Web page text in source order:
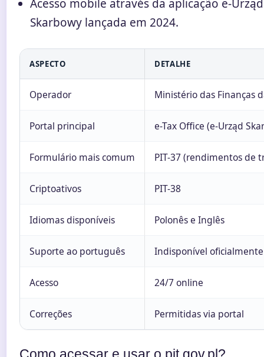
Acesso mobile através da aplicação e-Urząd
Skarbowy lançada em 2024.
ASPECTO DETALHE
Operador Ministério das Finanças
Portal principal e-Tax Office (e-Urząd
Formulário mais comum PIT-37 (rendimentos de
Criptoativos PIT-38
Idiomas disponíveis Polonês e Inglês
Suporte ao português Indisponível oficialmente
Acesso 24/7 online
Correções Permitidas via portal